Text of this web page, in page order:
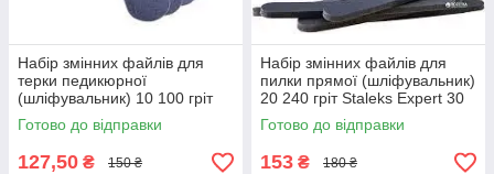
Набір змінних файлів для
терки педикюрної
(шліфувальник) 10 100 гріт
Staleks Expert 30 шт білі
Готово до відправки
127,50 ₴ 150 ₴
Набір змінних файлів для
пилки прямої (шліфувальник)
20 240 гріт Staleks Expert 30
шт білі
Готово до відправки
153 ₴ 180 ₴